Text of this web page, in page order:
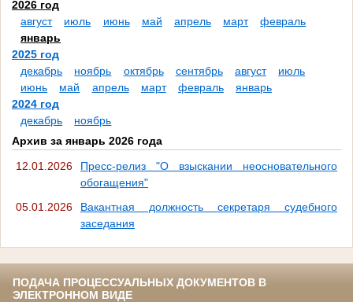
2026 год
август
июль июнь май апрель март
февраль
январь
2025 год
декабрь
ноябрь октябрь сентябрь август
июль
июнь
май апрель март февраль
январь
2024 год
декабрь
ноябрь
Архив за январь 2026 года
12.01.2026
Пресс-релиз "О взыскании неосновательного
обогащения"
05.01.2026
Вакантная должность секретаря судебного
заседания
ПОДАЧА ПРОЦЕССУАЛЬНЫХ ДОКУМЕНТОВ В
ЭЛЕКТРОННОМ ВИДЕ